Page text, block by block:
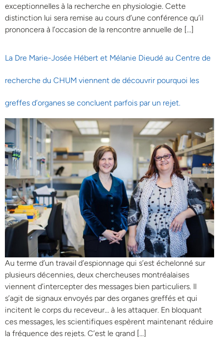
exceptionnelles à la recherche en physiologie. Cette
distinction lui sera remise au cours d’une conférence qu’il
prononcera à l’occasion de la rencontre annuelle de […]
La Dre Marie-Josée Hébert et Mélanie Dieudé au Centre de
recherche du CHUM viennent de découvrir pourquoi les
greffes d’organes se concluent parfois par un rejet.
Au terme d’un travail d’espionnage qui s’est échelonné sur
plusieurs décennies, deux chercheuses montréalaises
viennent d’intercepter des messages bien particuliers. Il
s’agit de signaux envoyés par des organes greffés et qui
incitent le corps du receveur… à les attaquer. En bloquant
ces messages, les scientifiques espèrent maintenant réduire
la fréquence des rejets. C’est le grand […]